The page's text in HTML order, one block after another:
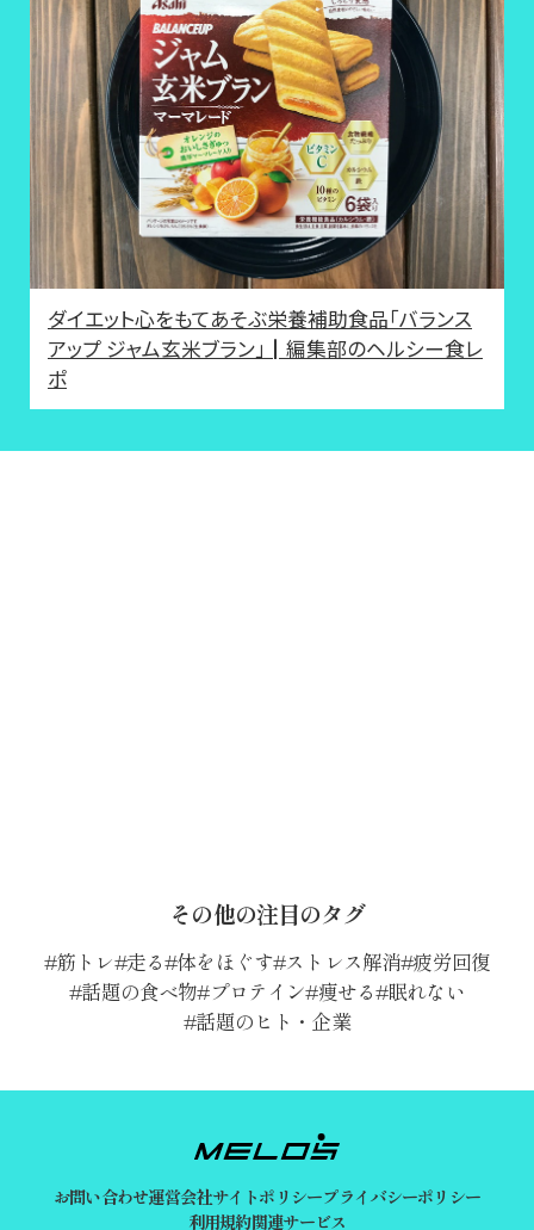
ダイエット心をもてあそぶ栄養補助食品「バランス
アップ ジャム玄米ブラン」┃編集部のヘルシー食レ
ポ
その他の注目のタグ
筋トレ 走る 体をほぐす ストレス解消 疲労回復
話題の食べ物 プロテイン 痩せる 眠れない
話題のヒト・企業
お問い合わせ運営会社サイトポリシープライバシーポリシー
利用規約関連サービス